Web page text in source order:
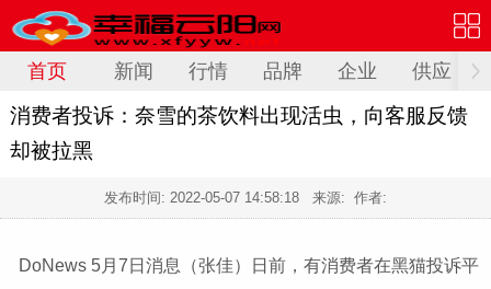
首页 新闻 行情 品牌 企业 供应
消费者投诉：奈雪的茶饮料出现活虫，向客服反馈
却被拉黑
发布时间: 2022-05-07 14:58:18 来源: 作者:
DoNews 5月7日消息（张佳）日前，有消费者在黑猫投诉平